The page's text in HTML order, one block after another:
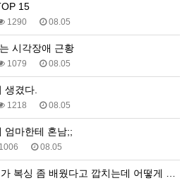
15
1290 08.05
시각장애 근황
1079 08.05
생겼다.
1218 08.05
엄마한테 혼남;;
1006 08.05
복싱 좀 배웠다고 깝치는데 어떻게 …